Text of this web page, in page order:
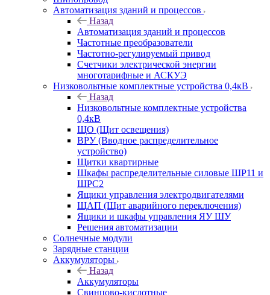
Автоматизация зданий и процессов
Назад
Автоматизация зданий и процессов
Частотные преобразователи
Частотно-регулируемый привод
Счетчики электрической энергии
многотарифные и АСКУЭ
Низковольтные комплектные устройства 0,4кВ
Назад
Низковольтные комплектные устройства
0,4кВ
ЩО (Щит освещения)
ВРУ (Вводное распределительное
устройство)
Щитки квартирные
Шкафы распределительные силовые ШР11 и
ШРС2
Ящики управления электродвигателями
ЩАП (Щит аварийного переключения)
Ящики и шкафы управления ЯУ ШУ
Решения автоматизации
Солнечные модули
Зарядные станции
Аккумуляторы
Назад
Аккумуляторы
Свинцово-кислотные